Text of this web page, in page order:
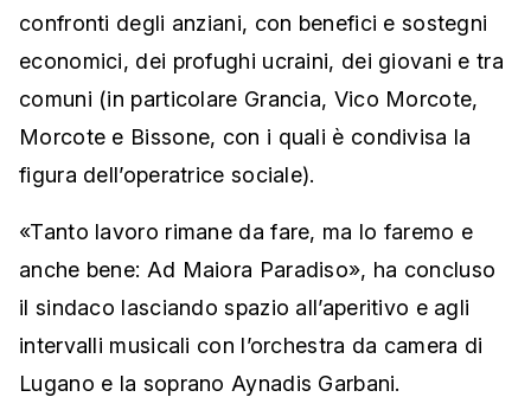
confronti degli anziani, con benefici e sostegni
economici, dei profughi ucraini, dei giovani e tra
comuni (in particolare Grancia, Vico Morcote,
Morcote e Bissone, con i quali è condivisa la
figura dell’operatrice sociale).
«Tanto lavoro rimane da fare, ma lo faremo e
anche bene: Ad Maiora Paradiso», ha concluso
il sindaco lasciando spazio all’aperitivo e agli
intervalli musicali con l’orchestra da camera di
Lugano e la soprano Aynadis Garbani.